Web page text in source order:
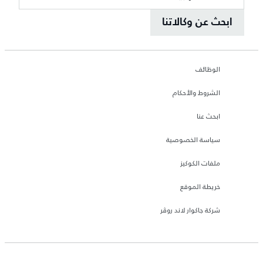
ابحث عن وكالاتنا
الوظائف
الشروط والأحكام
ابحث عنا
سياسة الخصوصية
ملفات الكوكيز
خريطة الموقع
شركة جاكوار لاند روڤر